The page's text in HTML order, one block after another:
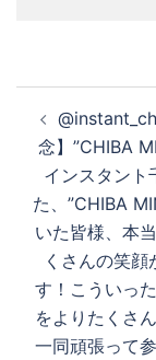
稿
ナ
ビ
ゲ
シ
ョ
ン
念】”CHIBA
インスタント
た、”CHIBA
いた皆様、本
くさんの笑
す！こういっ
をよりたくさ
一同頑張って